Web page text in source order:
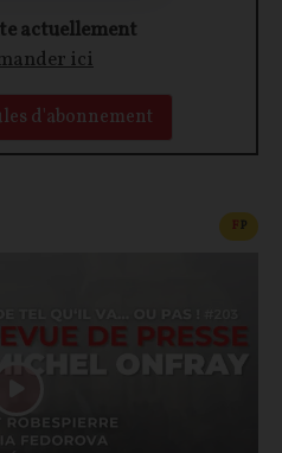
actuellement
ici
d'abonnement
FP